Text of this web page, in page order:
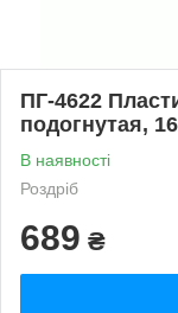
ПГ-4622
подогнутая,
В наявності
Роздріб
689 ₴